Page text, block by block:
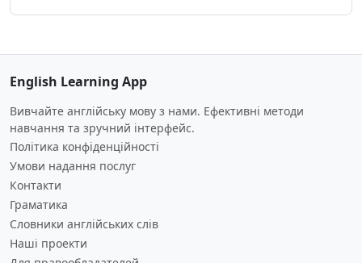
English Learning App
Вивчайте англійську мову з нами. Ефективні методи
навчання та зручний інтерфейс.
Політика конфіденційності
Умови надання послуг
Контакти
Граматика
Словники англійських слів
Наші проекти